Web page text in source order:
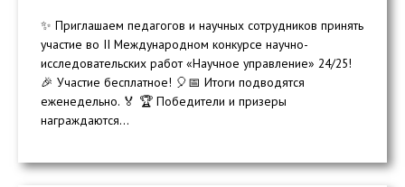
✨ Приглашаем педагогов и научных сотрудников принять
участие во II Международном конкурсе научно-
исследовательских работ «Научное управление» 24/25!
🎉 Участие бесплатное! 🎈📅 Итоги подводятся
еженедельно. 🏅 🏆 Победители и призеры
награждаются...